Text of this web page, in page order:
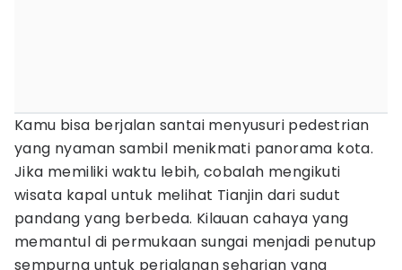
Kamu bisa berjalan santai menyusuri pedestrian
yang nyaman sambil menikmati panorama kota.
Jika memiliki waktu lebih, cobalah mengikuti
wisata kapal untuk melihat Tianjin dari sudut
pandang yang berbeda. Kilauan cahaya yang
memantul di permukaan sungai menjadi penutup
sempurna untuk perjalanan seharian yang